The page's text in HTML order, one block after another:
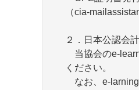
（cia-
２．日本公認会
当協会のe-
ください。
なお、e-larning